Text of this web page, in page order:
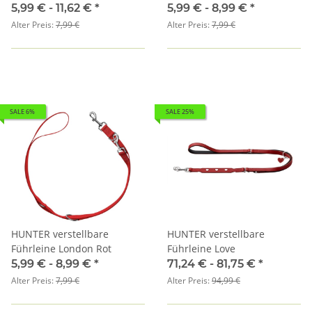
5,99 € - 11,62 € *
Alter Preis:7,99 €
5,99 € - 8,99 € *
Alter Preis:7,99 €
SALE 6%
HUNTER verstellbare
Führleine London Rot
5,99 € - 8,99 € *
Alter Preis:7,99 €
SALE 25%
HUNTER verstellbare
Führleine Love
71,24 € - 81,75 € *
Alter Preis:94,99 €